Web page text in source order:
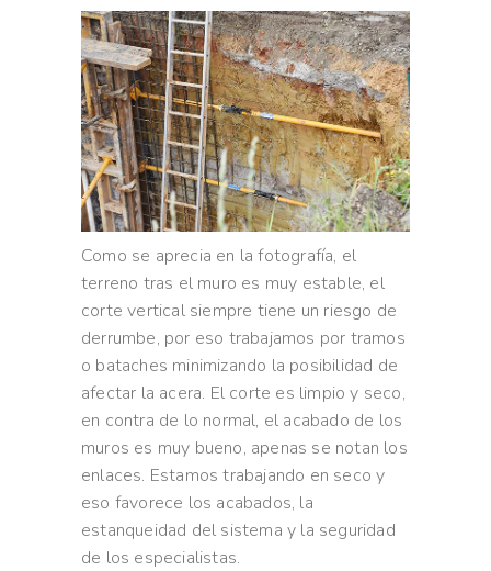
Como se aprecia en la fotografía, el
terreno tras el muro es muy estable, el
corte vertical siempre tiene un riesgo de
derrumbe, por eso trabajamos por tramos
o bataches minimizando la posibilidad de
afectar la acera. El corte es limpio y seco,
en contra de lo normal, el acabado de los
muros es muy bueno, apenas se notan los
enlaces. Estamos trabajando en seco y
eso favorece los acabados, la
estanqueidad del sistema y la seguridad
de los especialistas.